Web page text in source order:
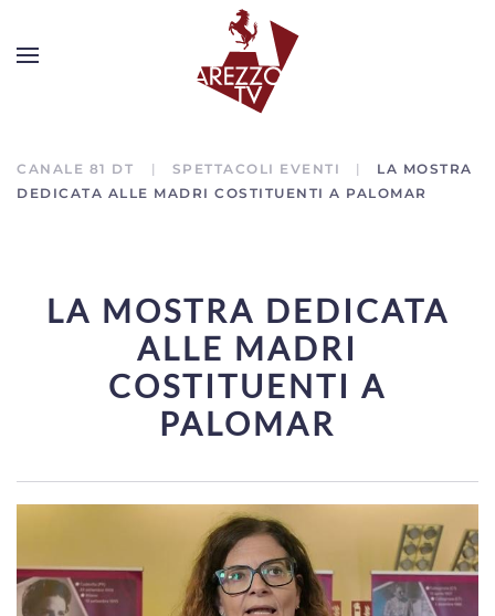
CANALE 81 DT SPETTACOLI EVENTI
LA MOSTRA
DEDICATA ALLE MADRI COSTITUENTI A PALOMAR
LA MOSTRA DEDICATA
ALLE MADRI
COSTITUENTI A
PALOMAR